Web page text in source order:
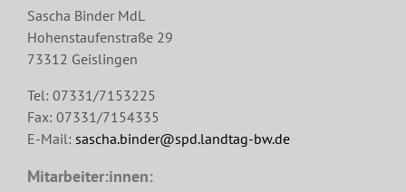
Sascha Binder MdL
Hohenstaufenstraße 29
73312 Geislingen
Tel: 07331/7153225
Fax: 07331/7154335
E-Mail: sascha.binder@spd.landtag-bw.de
Mitarbeiter:innen: